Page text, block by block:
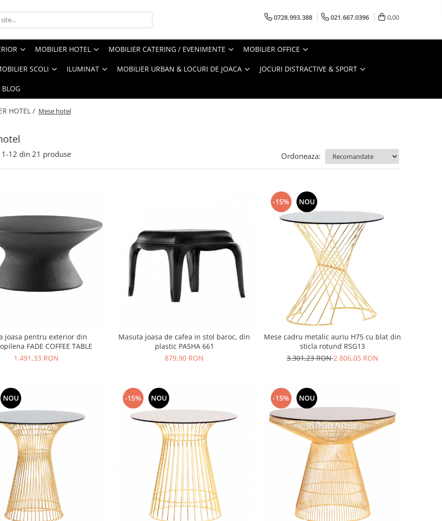
0728.993.388 021.667.0396 0,00
MOBILIER HOTEL MOBILIER CATERING / EVENIMENTE MOBILIER OFFICE
SCOLI ILUMINAT MOBILIER URBAN & LOCURI DE JOACA JOCURI DISTRACTIVE & SPORT
BLOG
HOTEL / Mese hotel
1-12 din 21 produse Ordoneaza:
joasa pentru exterior din
FADE COFFEE TABLE
1.491,33 RON
Masuta joasa de cafea in stol baroc, din
plastic PASHA 661
879,90 RON
-15% NOU
Mese cadru metalic auriu H75 cu blat din
sticla rotund RSG13
3.301,23 RON2.806,05 RON
NOU -15% NOU -15% NOU